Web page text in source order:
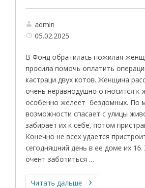
admin
05.02.2025
В Фонд обратилась пожилая
просила помочь оплатить
кастраци двух котов. Женщина
очень неравнодушно относится к
особенно желеет бездомных. По
возможности спасает с улицы
забирает их к себе, потом
Конечно не всех удается
сегодняшний день в ее доме их
очент заботиться …
Читать дальше